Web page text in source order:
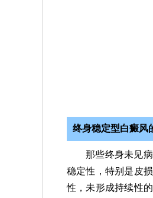
终身稳定型白癜风
那些终身未见
稳定性，特别是皮
性，未形成持续性